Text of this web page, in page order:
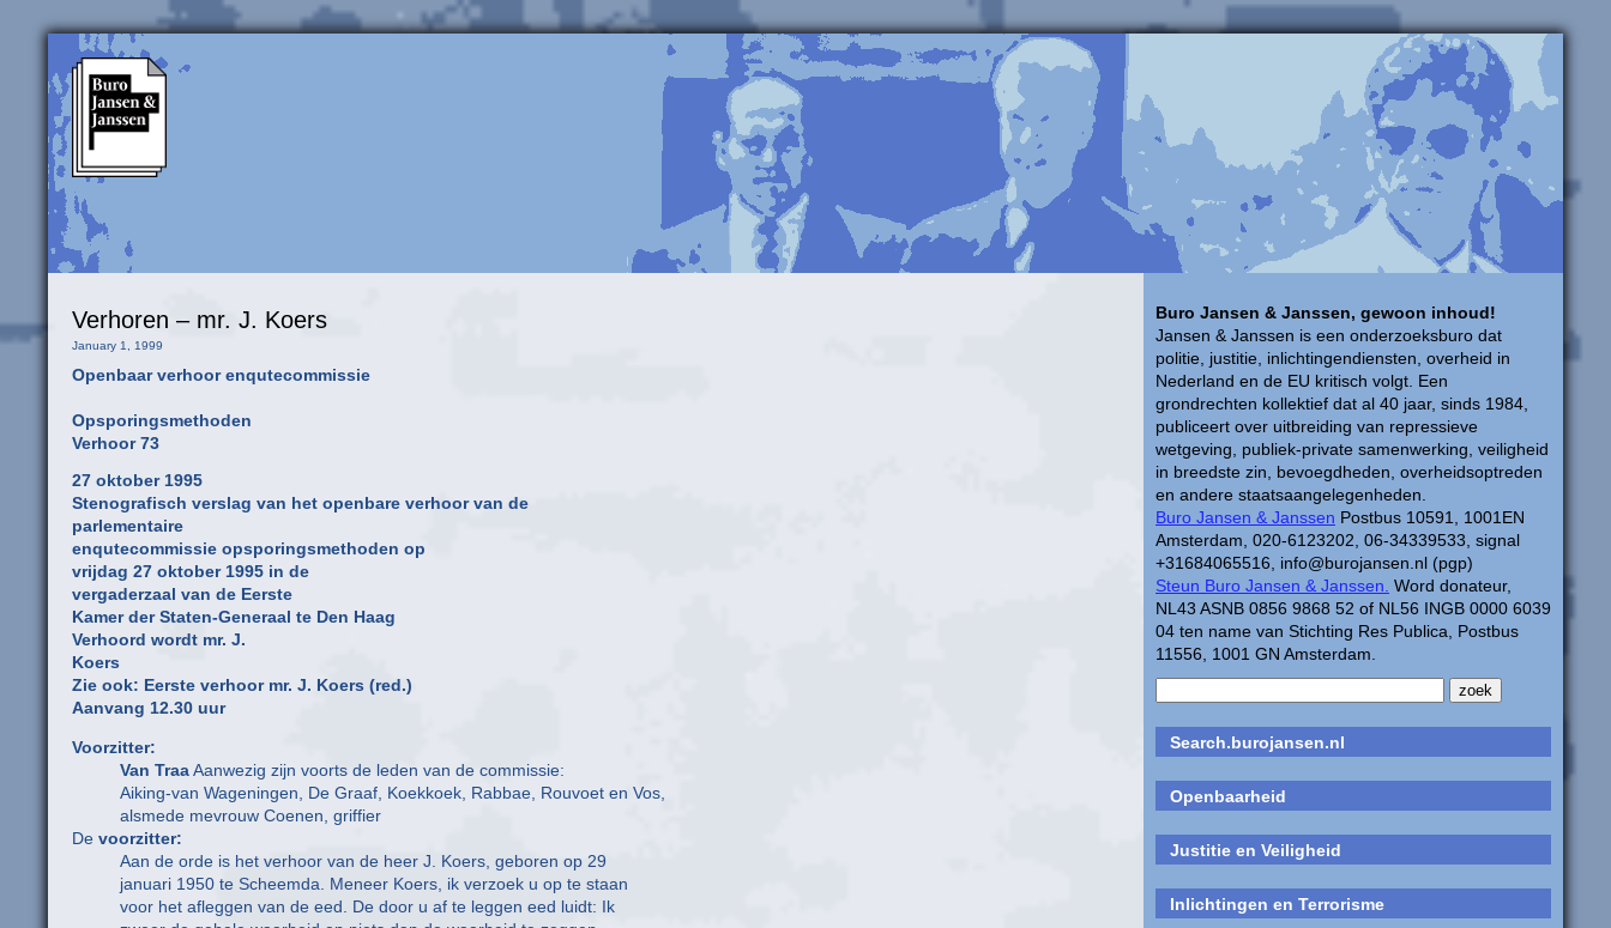
Buro Jansen & Janssen, gewoon inhoud!
Jansen & Janssen is een onderzoeksburo dat
politie, justitie, inlichtingendiensten, overheid in
Nederland en de EU kritisch volgt. Een
grondrechten kollektief dat al 40 jaar, sinds 1984,
publiceert over uitbreiding van repressieve
wetgeving, publiek-private samenwerking, veiligheid
in breedste zin, bevoegdheden, overheidsoptreden
en andere staatsaangelegenheden.
Buro Jansen & Janssen Postbus 10591, 1001EN
Amsterdam, 020-6123202, 06-34339533, signal
+31684065516, info@burojansen.nl (pgp)
Steun Buro Jansen & Janssen. Word donateur,
NL43 ASNB 0856 9868 52 of NL56 INGB 0000 6039
04 ten name van Stichting Res Publica, Postbus
11556, 1001 GN Amsterdam.
Search.burojansen.nl
Openbaarheid
Justitie en Veiligheid
Inlichtingen en Terrorisme
Verhoren – mr. J. Koers
January 1, 1999
Openbaar verhoor enqutecommissie
Opsporingsmethoden
Verhoor 73
27 oktober 1995
Stenografisch verslag van het openbare verhoor van de
parlementaire
enqutecommissie opsporingsmethoden op
vrijdag 27 oktober 1995 in de
vergaderzaal van de Eerste
Kamer der Staten-Generaal te Den Haag
Verhoord wordt mr. J.
Koers
Zie ook: Eerste verhoor mr. J. Koers (red.)
Aanvang 12.30 uur
Voorzitter:
Van TraaAanwezig zijn voorts de leden van de commissie:
Aiking-van Wageningen, De Graaf, Koekkoek, Rabbae, Rouvoet en Vos,
alsmede mevrouw Coenen, griffier
De voorzitter:
Aan de orde is het verhoor van de heer J. Koers, geboren op 29
januari 1950 te Scheemda. Meneer Koers, ik verzoek u op te staan
voor het afleggen van de eed. De door u af te leggen eed luidt: Ik